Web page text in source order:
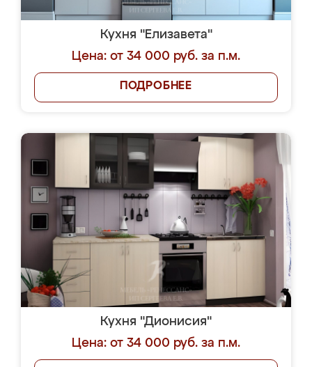
Кухня "Елизавета"
Цена: от 34 000 руб. за п.м.
ПОДРОБНЕЕ
Кухня "Дионисия"
Цена: от 34 000 руб. за п.м.